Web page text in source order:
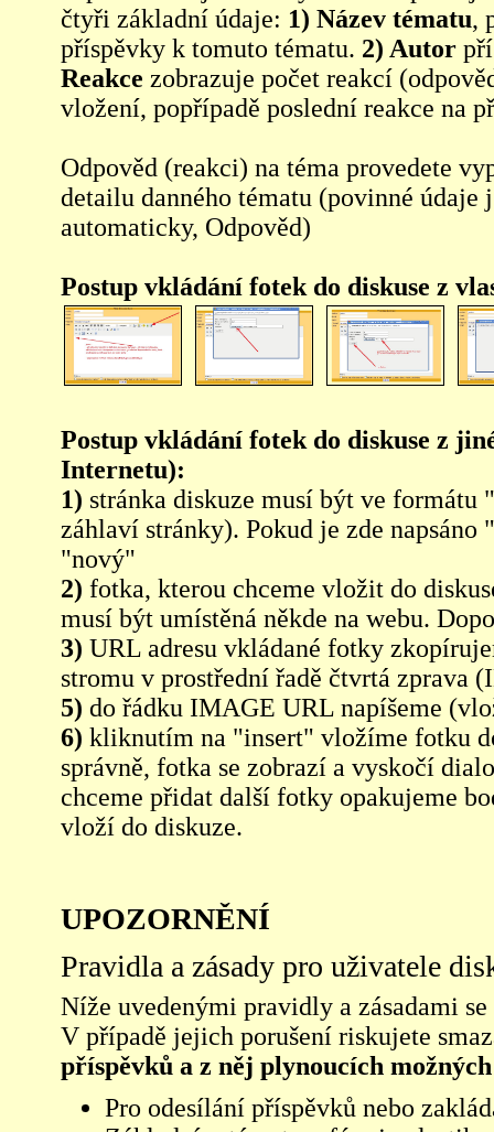
čtyři základní údaje: 1) Název tématu,
příspěvky k tomuto tématu. 2) Autor
Reakce zobrazuje počet reakcí
vložení, popřípadě poslední reakce na
Odpověd (reakci) na téma provedete
detailu danného tématu (povinné údaje
automaticky, Odpověd)
Postup vkládání fotek do diskuse z
Postup vkládání fotek do diskuse z
Internetu):
1) stránka diskuze musí být ve
záhlaví stránky). Pokud je zde
"nový"
2) fotka, kterou chceme vložit do
musí být umístěná někde na webu.
3) URL adresu vkládané fotky
stromu v prostřední řadě čtvrtá zprava
5) do řádku IMAGE URL napíšeme
6) kliknutím na "insert" vložíme fotku
správně, fotka se zobrazí a vyskočí
chceme přidat další fotky opakujeme
vloží do diskuze.
UPOZORNĚNÍ
Pravidla a zásady pro uživatele
Níže uvedenými pravidly a zásadami
V případě jejich porušení riskujete
příspěvků a z něj plynoucích
Pro odesílání příspěvků nebo